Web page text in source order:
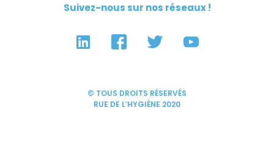
Suivez-nous sur nos réseaux !
© TOUS DROITS RÉSERVÉS
RUE DE L’HYGIÈNE 2020